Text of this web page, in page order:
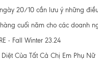
20/10 cần lưu ý những
cuối năm cho các doanh
- Fall Winter 23.24
Của Tất Cả Chị Em Phụ Nữ